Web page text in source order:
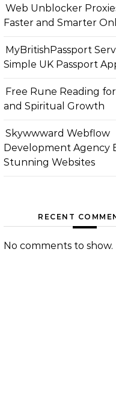
Web Unblocker
Faster and Smarter
MyBritishPassport
Simple UK Passport
Free Rune Reading
and Spiritual Growth
Skywwward Webflow
Development Agency
Stunning Websites
RECENT
No comments to show.